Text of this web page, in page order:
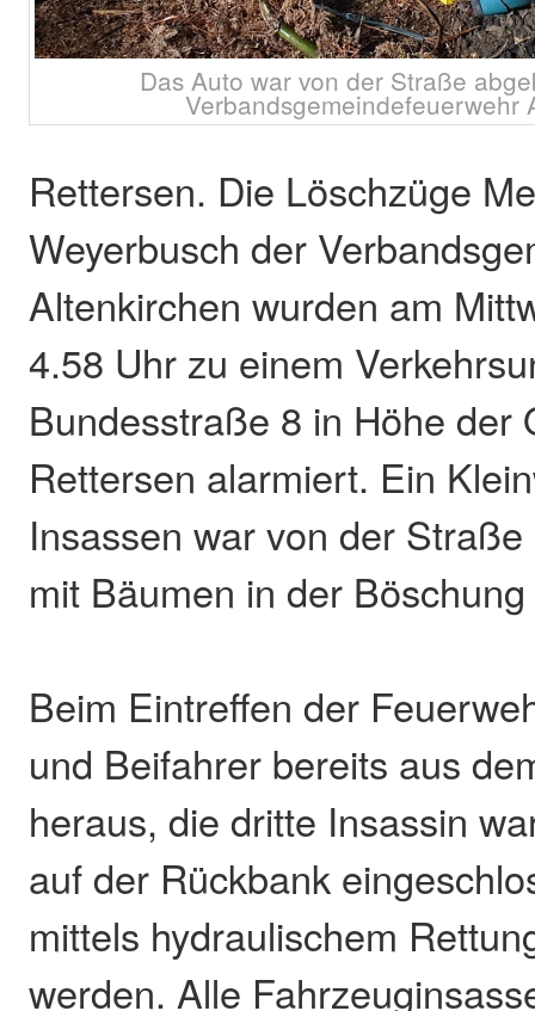
Das Auto war von der Straße
Verbandsgemeindefeuerwehr
Rettersen. Die Löschzüge
Weyerbusch der
Altenkirchen wurden am
4.58 Uhr zu einem
Bundesstraße 8 in Höhe der
Rettersen alarmiert. Ein
Insassen war von der
mit Bäumen in der
Beim Eintreffen der
und Beifahrer bereits aus
heraus, die dritte Insassin
auf der Rückbank
mittels hydraulischem
werden. Alle